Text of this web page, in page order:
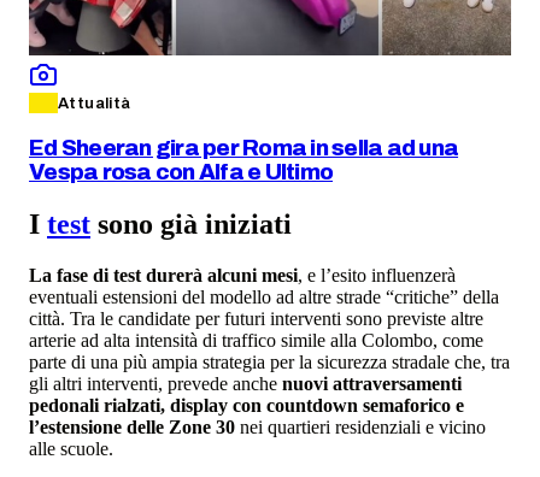
Attualità
Ed Sheeran gira per Roma in sella ad una
Vespa rosa con Alfa e Ultimo
I test sono già iniziati
La fase di test durerà alcuni mesi, e l’esito influenzerà
eventuali estensioni del modello ad altre strade “critiche” della
città. Tra le candidate per futuri interventi sono previste altre
arterie ad alta intensità di traffico simile alla Colombo, come
parte di una più ampia strategia per la sicurezza stradale che, tra
gli altri interventi, prevede anche nuovi attraversamenti
pedonali rialzati, display con countdown semaforico e
l’estensione delle Zone 30 nei quartieri residenziali e vicino
alle scuole.